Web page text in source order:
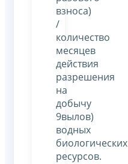
взноса)
/
количество
месяцев
действия
разрешения
на
добычу
9вылов)
водных
биологических
ресурсов.